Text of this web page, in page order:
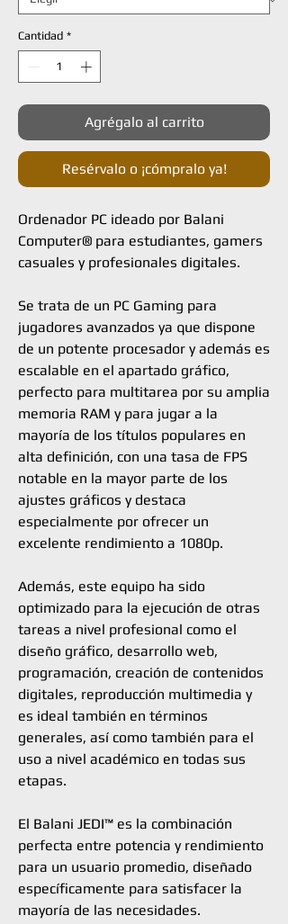
Cantidad *
Agrégalo al carrito
Resérvalo o ¡cómpralo ya!
Ordenador PC ideado por Balani
Computer® para estudiantes, gamers
casuales y profesionales digitales.
Se trata de un PC Gaming para
jugadores avanzados ya que dispone
de un potente procesador y además es
escalable en el apartado gráfico,
perfecto para multitarea por su amplia
memoria RAM y para jugar a la
mayoría de los títulos populares en
alta definición, con una tasa de FPS
notable en la mayor parte de los
ajustes gráficos y destaca
especialmente por ofrecer un
excelente rendimiento a 1080p.
Además, este equipo ha sido
optimizado para la ejecución de otras
tareas a nivel profesional como el
diseño gráfico, desarrollo web,
programación, creación de contenidos
digitales, reproducción multimedia y
es ideal también en términos
generales, así como también para el
uso a nivel académico en todas sus
etapas.
El Balani JEDI™ es la combinación
perfecta entre potencia y rendimiento
para un usuario promedio, diseñado
específicamente para satisfacer la
mayoría de las necesidades.